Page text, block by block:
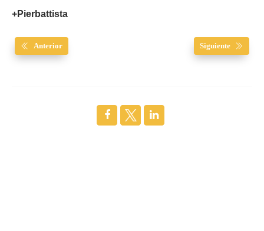
+Pierbattista
Anterior Siguiente